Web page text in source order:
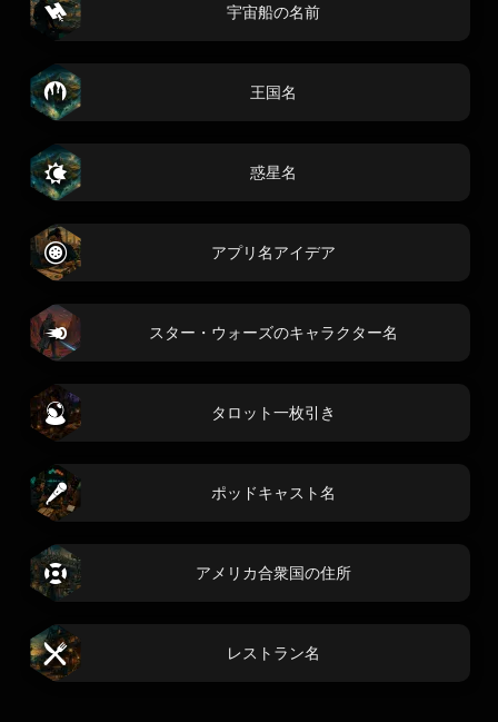
宇宙船の名前
王国名
惑星名
アプリ名アイデア
スター・ウォーズのキャラクター名
タロット一枚引き
ポッドキャスト名
アメリカ合衆国の住所
レストラン名